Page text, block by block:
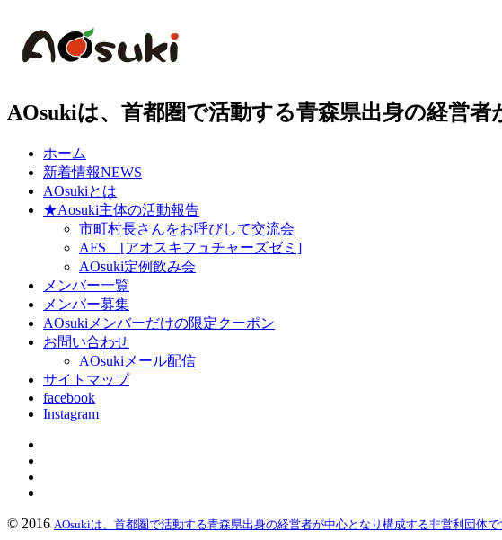
AOsukiは、首都圏で活動する青森県出身の経営
ホーム
新着情報NEWS
AOsukiとは
★Aosuki主体の活動報告
市町村長さんをお呼びして交流会
AFS [アオスキフュチャーズゼミ]
AOsuki定例飲み会
メンバー一覧
メンバー募集
AOsukiメンバーだけの限定クーポン
お問い合わせ
AOsukiメール配信
サイトマップ
facebook
Instagram
© 2016 AOsukiは、首都圏で活動する青森県出身の経営者が中心となり構成する非営利団体で